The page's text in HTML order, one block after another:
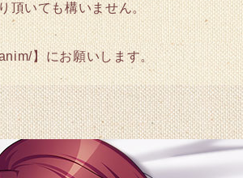
頂いても構いません。
】にお願いします。